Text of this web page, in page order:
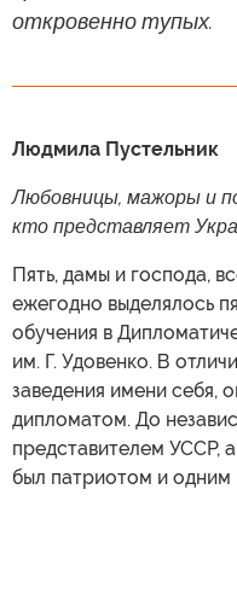
откровенно тупых.
Людмила Пустельник
Любовницы, мажоры и
кто представляет
Пять, дамы и господа,
ежегодно выделялось
обучения в
им. Г. Удовенко. В
заведения имени себя,
дипломатом. До
представителем УССР,
был патриотом и одним